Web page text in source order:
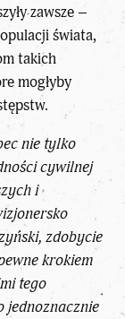
zawsze –
świata,
takich
mogłyby
nie tylko
cywilnej
i
zdobycie
krokiem
tego
jednoznacznie